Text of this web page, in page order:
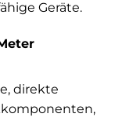
Geräte.
direkte